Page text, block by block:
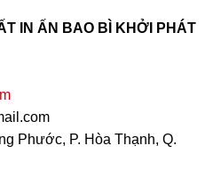
IN ẤN BAO BÌ KHỞI PHÁT
Phước, P. Hòa Thạnh, Q.